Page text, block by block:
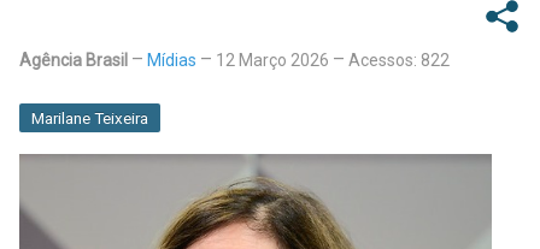
Agência Brasil Mídias 12 Março 2026 Acessos: 822
Marilane Teixeira